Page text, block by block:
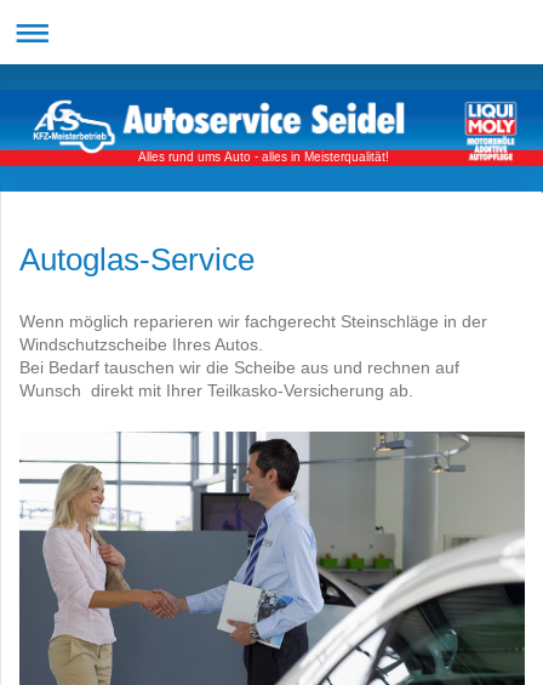
Alles rund ums Auto - alles in Meisterqualität!
Autoglas-Service
Wenn möglich reparieren wir fachgerecht Steinschläge in der
Windschutzscheibe Ihres Autos.
Bei Bedarf tauschen wir die Scheibe aus und rechnen auf
Wunsch direkt mit Ihrer Teilkasko-Versicherung ab.